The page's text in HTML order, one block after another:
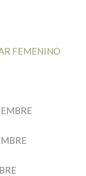
FEMENINO